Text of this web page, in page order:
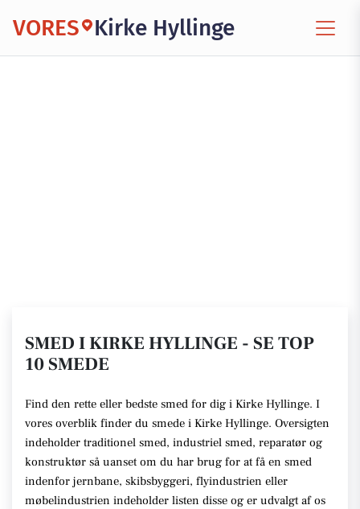
VORES Kirke Hyllinge
SMED I KIRKE HYLLINGE - SE TOP
10 SMEDE
Find den rette eller bedste smed for dig i Kirke Hyllinge. I
vores overblik finder du smede i Kirke Hyllinge. Oversigten
indeholder traditionel smed, industriel smed, reparatør og
konstruktør så uanset om du har brug for at få en smed
indenfor jernbane, skibsbyggeri, flyindustrien eller
møbelindustrien indeholder listen disse og er udvalgt af os